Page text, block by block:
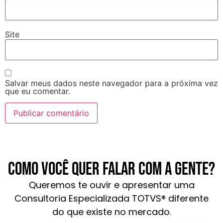
Site
Salvar meus dados neste navegador para a próxima vez
que eu comentar.
Como você quer falar com a gente?
Queremos te ouvir e apresentar uma
Consultoria Especializada TOTVS® diferente
do que existe no mercado.